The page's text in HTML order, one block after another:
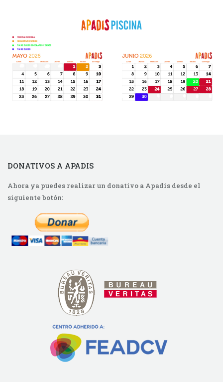
DONATIVOS A APADIS
Ahora ya puedes realizar un donativo a Apadis desde el
siguiente botón: